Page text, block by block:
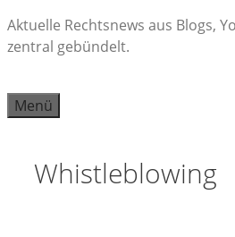
Zum
Inhalt
Aktuelle Rechtsnews aus Blogs,
zentral gebündelt.
Menü
Whistleblowing